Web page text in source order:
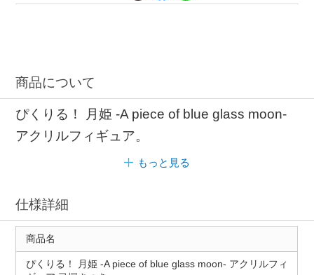
商品について
ぴくりる！ 月姫 -A piece of blue glass moon-
アクリルフィギュア。
もっと見る
仕様詳細
商品名
ぴくりる！ 月姫 -A piece of blue glass moon- アクリルフィ